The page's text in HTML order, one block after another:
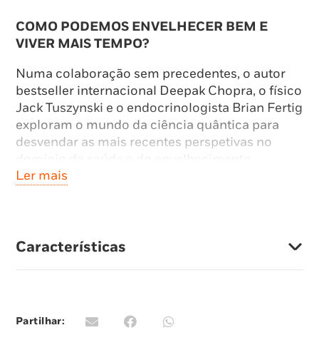
COMO PODEMOS ENVELHECER BEM E
VIVER MAIS TEMPO?
Numa colaboração sem precedentes, o autor
bestseller internacional Deepak Chopra, o físico
Jack Tuszynski e o endocrinologista Brian Fertig
exploram o mundo da ciência quântica para
desvendar as mais recentes perspetivas no
A ligação entre estes dois conceitos tem
médicos e até nos pacotes dispendiosos
como a inflamação, o stress e o
Ler mais
Características
Partilhar: